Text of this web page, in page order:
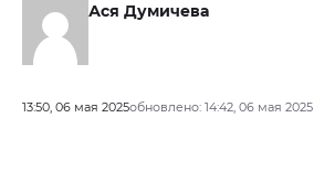
Ася Думичева
13:50, 06 мая 2025обновлено: 14:42, 06 мая 2025